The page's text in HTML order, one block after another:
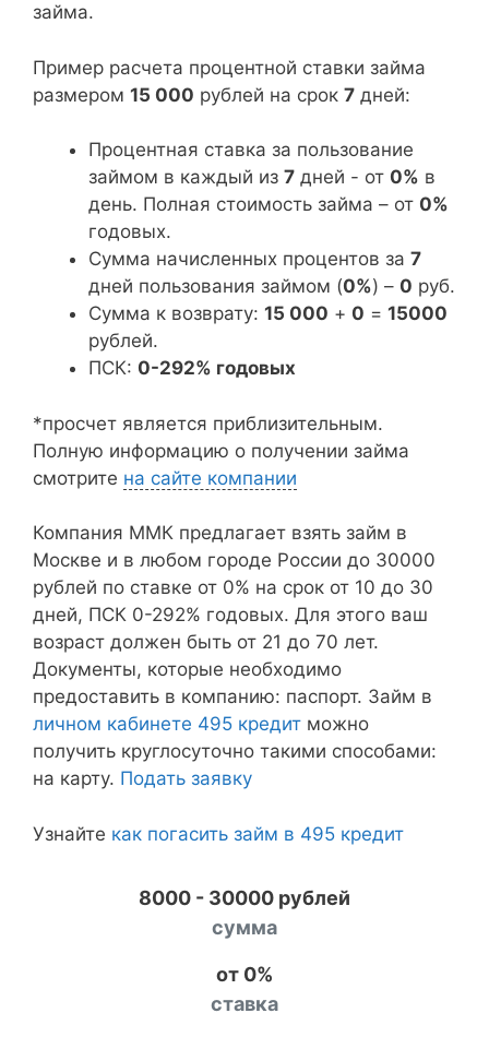
займа.
Пример расчета процентной ставки займа
размером 15 000 рублей на срок 7 дней:
Процентная ставка за пользование
займом в каждый из 7 дней - от 0% в
день. Полная стоимость займа – от 0%
годовых.
Сумма начисленных процентов за 7
дней пользования займом (0%) – 0 руб.
Сумма к возврату: 15 000 + 0 = 15000
рублей.
ПСК: 0-292% годовых
*просчет является приблизительным.
Полную информацию о получении займа
смотрите на сайте компании
Компания ММК предлагает взять займ в
Москве и в любом городе России до 30000
рублей по ставке от 0% на срок от 10 до 30
дней, ПСК 0-292% годовых. Для этого ваш
возраст должен быть от 21 до 70 лет.
Документы, которые необходимо
предоставить в компанию: паспорт. Займ в
личном кабинете 495 кредит можно
получить круглосуточно такими способами:
на карту. Подать заявку
Узнайте как погасить займ в 495 кредит
8000 - 30000 рублей
сумма
от 0%
ставка